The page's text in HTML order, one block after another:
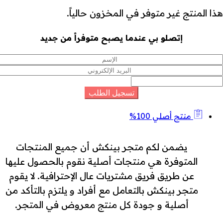
هذا المنتج غير متوفر في المخزون حالياً.
إتصلو بي عندما يصبح متوفراً من جديد
منتج أصلي 100%
يضمن لكم متجر بينكش أن جميع المنتجات
المتوفرة هي منتجات أصلية نقوم بالحصول عليها
عن طريق فريق مشتريات عال الإحترافية. لا يقوم
متجر بينكش بالتعامل مع أفراد و يلتزم بالتأكد من
أصلية و جودة كل منتج معروض في المتجر.